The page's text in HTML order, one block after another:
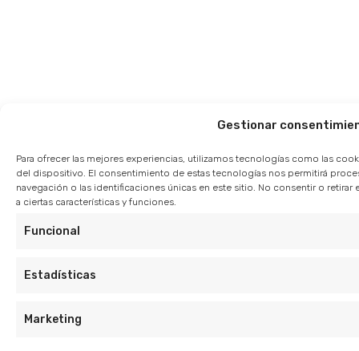
Gestionar
Para ofrecer las mejores experiencias, utilizamos tecnologías como las
del dispositivo. El consentimiento de estas tecnologías nos permitirá
navegación o las identificaciones únicas en este sitio. No consentir o
a ciertas características y funciones.
Funcional
Estadísticas
Marketing